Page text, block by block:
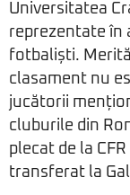
Universitatea
reprezentate în
fotbaliști.
clasament nu
jucătorii
cluburile din
plecat de la
transferat la